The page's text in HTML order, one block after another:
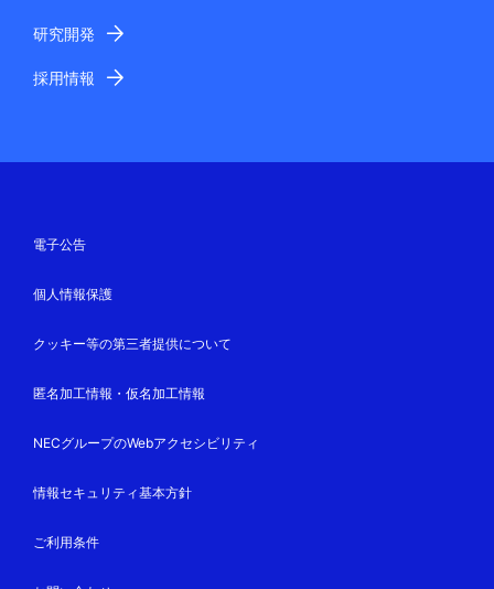
研究開発
採用情報
電子公告
個人情報保護
クッキー等の第三者提供について
匿名加工情報・仮名加工情報
NECグループのWebアクセシビリティ
情報セキュリティ基本方針
ご利用条件